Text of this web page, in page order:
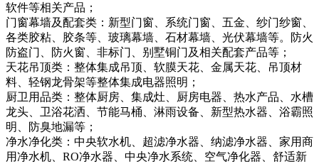
软件等相关产品；
门窗幕墙及配套类：新型门窗、系统门窗、五金、纱门纱窗、
各类胶粘、胶条等、玻璃幕墙、石材幕墙、光伏幕墙等。防火
防盗门、防火窗、非标门、别墅铜门及相关配套产品等；
天花吊顶类：整体集成吊顶、软膜天花、金属天花、吊顶材
料、轻钢龙骨架等整体集成电器照明；
厨卫用品类：整体厨房、集成灶、厨房电器、热水产品、水槽
龙头、卫浴花洒、节能马桶、淋雨设备、新型热水器、浴霸照
明、防臭地漏等；
净水净化类：中央软水机、超滤净水器、纳滤净水器、家用商
用净水机、RO净水器、中央净水系统、空气净化器、舒适新